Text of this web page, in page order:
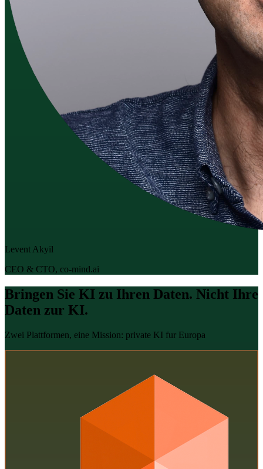
Levent Akyil
CEO & CTO, co-mind.ai
Bringen Sie KI zu Ihren Daten. Nicht Ihre
Daten zur KI.
Zwei Plattformen, eine Mission: private KI fur Europa